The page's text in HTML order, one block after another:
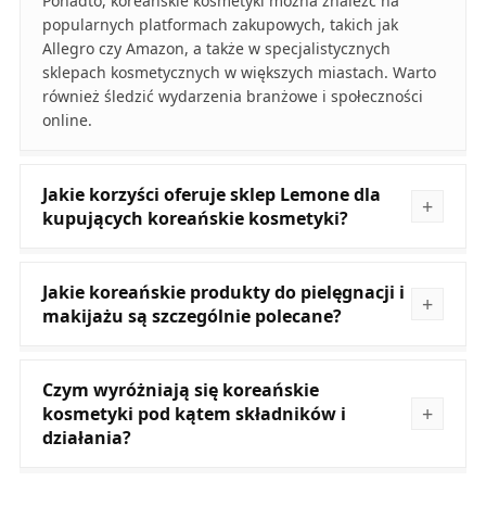
popularnych platformach zakupowych, takich jak
Allegro czy Amazon, a także w specjalistycznych
sklepach kosmetycznych w większych miastach. Warto
również śledzić wydarzenia branżowe i społeczności
online.
Jakie korzyści oferuje sklep Lemone dla
kupujących koreańskie kosmetyki?
Jakie koreańskie produkty do pielęgnacji i
makijażu są szczególnie polecane?
Czym wyróżniają się koreańskie
kosmetyki pod kątem składników i
działania?